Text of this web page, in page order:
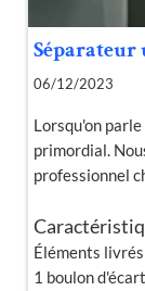
06/12/2023
Lorsqu'on
primordial.
professionnel
Éléments
1 boulon